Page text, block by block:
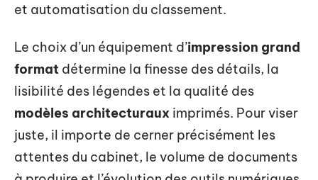
et automatisation du classement.
Le choix d’un équipement d’impression grand
format détermine la finesse des détails, la
lisibilité des légendes et la qualité des
modèles architecturaux imprimés. Pour viser
juste, il importe de cerner précisément les
attentes du cabinet, le volume de documents